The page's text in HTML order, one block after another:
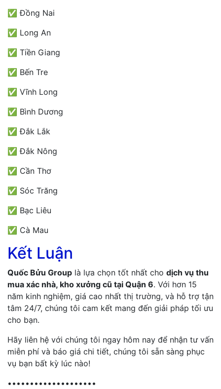
✅ Đồng Nai
✅ Long An
✅ Tiền Giang
✅ Bến Tre
✅ Vĩnh Long
✅ Bình Dương
✅ Đắk Lắk
✅ Đắk Nông
✅ Cần Thơ
✅ Sóc Trăng
✅ Bạc Liêu
✅ Cà Mau
Kết Luận
Quốc Bửu Group là lựa chọn tốt nhất cho dịch vụ thu
mua xác nhà, kho xưởng cũ tại Quận 6. Với hơn 15
năm kinh nghiệm, giá cao nhất thị trường, và hỗ trợ tận
tâm 24/7, chúng tôi cam kết mang đến giải pháp tối ưu
cho bạn.
Hãy liên hệ với chúng tôi ngay hôm nay để nhận tư vấn
miễn phí và báo giá chi tiết, chúng tôi sẵn sàng phục
vụ bạn bất kỳ lúc nào!
••••••••••••••••••••